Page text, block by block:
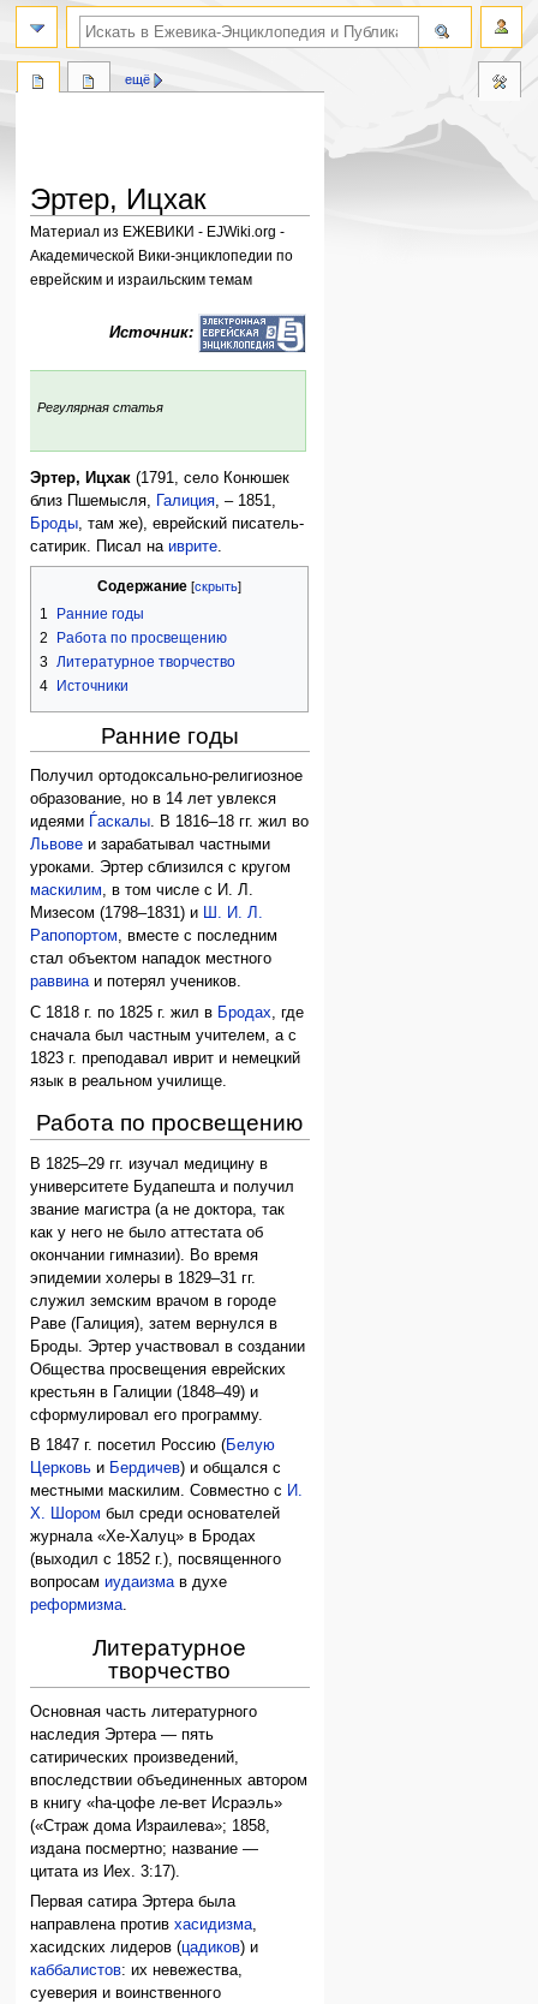
Эртер, Ицхак
Материал из ЕЖЕВИКИ - EJWiki.org -
Академической Вики-энциклопедии по
еврейским и израильским темам
Источник:
Регулярная статья
Эртер, Ицхак (1791, село Конюшек
близ Пшемысля,
Галиция , – 1851,
Броды , там же), еврейский писатель-
сатирик. Писал наиврите
Содержание
1
Ранние годы
2
Работа по просвещению
3 Литературное творчество
4
Источники
Ранние годы
Получил ортодоксально-религиозное
образование, но в 14 лет увлекся
идеями
Ѓаскалы. В 1816–18 гг. жил во
Львове и зарабатывал частными
уроками. Эртер сблизился с кругом
маскилим, в том числе с И. Л.
Мизесом (1798–1831) и Ш. И. Л.
Рапопортом, вместе с последним
стал объектом нападок местного
раввинаи потерял учеников.
С 1818 г. по 1825 г. жил в Бродах , где
сначала был частным учителем, а с
1823 г. преподавал иврит и немецкий
язык в реальном училище.
Работа по просвещению
В 1825–29 гг. изучал медицину в
университете Будапешта и получил
звание магистра (а не доктора, так
как у него не было аттестата об
окончании гимназии). Во время
эпидемии холеры в 1829–31 гг.
служил земским врачом в городе
Раве (Галиция), затем вернулся в
Броды. Эртер участвовал в создании
Общества просвещения еврейских
крестьян в Галиции (1848–49) и
сформулировал его программу.
В 1847 г. посетил Россию (Белую
Церковь и Бердичев) и общался с
местными маскилим. Совместно с И.
Х. Шором был среди основателей
журнала «Хе-Халуц» в Бродах
(выходил с 1852 г.), посвященного
вопросамиудаизмав духе
реформизма.
Литературное
творчество
Основная часть литературного
наследия Эртера — пять
сатирических произведений,
впоследствии объединенных автором
в книгу «hа-цофе ле-вет Исраэль»
(«Страж дома Израилева»; 1858,
издана посмертно; название —
цитата из Иех. 3:17).
Первая сатира Эртера была
направлена противхасидизма,
хасидских лидеров (цадиков) и
каббалистов: их невежества,
суеверия и воинственного
ещё
поиск по словам